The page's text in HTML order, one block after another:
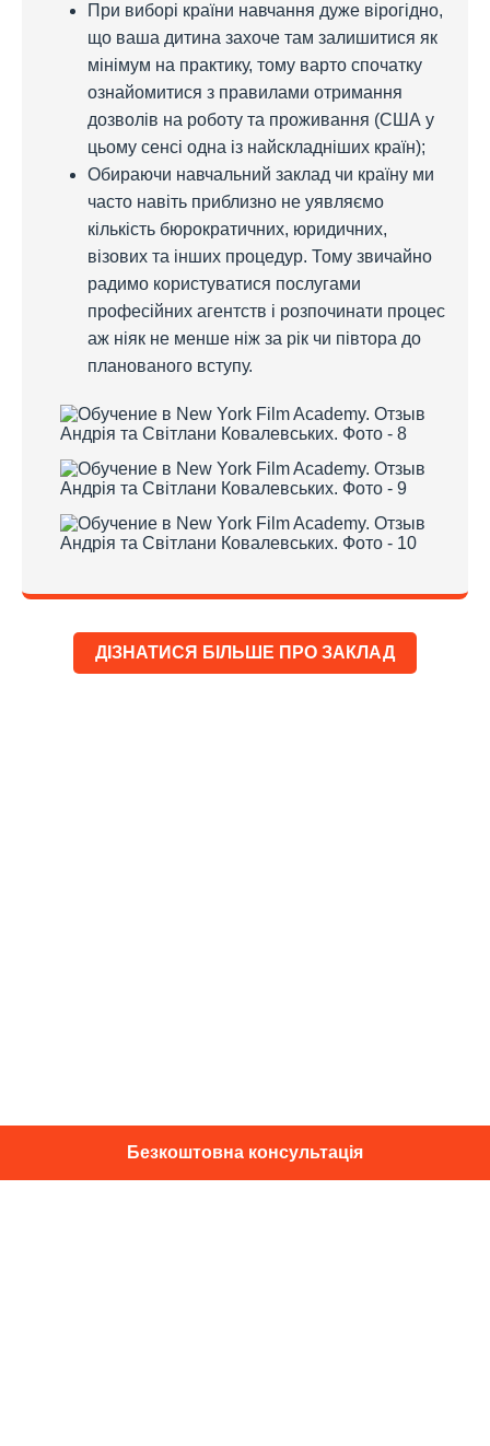
Безкоштовна консультація
При виборі країни навчання дуже вірогідно,
що ваша дитина захоче там залишитися як
мінімум на практику, тому варто спочатку
ознайомитися з правилами отримання
дозволів на роботу та проживання (США у
цьому сенсі одна із найскладніших країн);
Обираючи навчальний заклад чи країну ми
часто навіть приблизно не уявляємо
кількість бюрократичних, юридичних,
візових та інших процедур. Тому звичайно
радимо користуватися послугами
професійних агентств і розпочинати процес
аж ніяк не менше ніж за рік чи півтора до
планованого вступу.
ДІЗНАТИСЯ БІЛЬШЕ ПРО ЗАКЛАД